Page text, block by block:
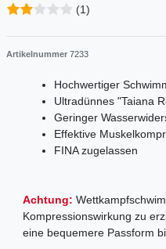
(1)
Artikelnummer 7233
Hochwertiger
Ultradünnes "Taiana
Geringer
Effektive
FINA zugelassen
Achtung:
Kompressionswirkung zu
eine bequemere Passform